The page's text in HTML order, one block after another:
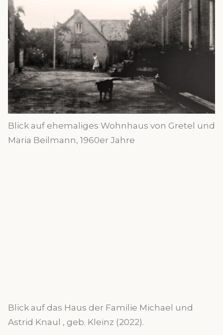
Blick auf ehemaliges Wohnhaus von Gretel und
Maria Beilmann, 1960er Jahre
Blick auf das Haus der Familie Michael und
Astrid Knaul , geb. Kleinz (2022).